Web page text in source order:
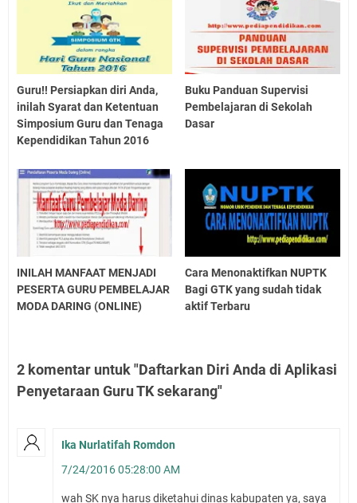
Guru!! Persiapkan diri Anda,
inilah Syarat dan Ketentuan
Simposium Guru dan Tenaga
Kependidikan Tahun 2016
Buku Panduan Supervisi
Pembelajaran di Sekolah
Dasar
INILAH MANFAAT MENJADI
PESERTA GURU PEMBELAJAR
MODA DARING (ONLINE)
Cara Menonaktifkan NUPTK
Bagi GTK yang sudah tidak
aktif Terbaru
2 komentar untuk "Daftarkan Diri Anda di Aplikasi
Penyetaraan Guru TK sekarang"
Ika Nurlatifah Romdon
7/24/2016 05:28:00 AM
wah SK nya harus diketahui dinas kabupaten ya, saya